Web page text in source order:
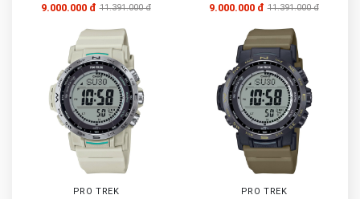
9.000.000 đ 11.391.000 đ 9.000.000 đ 11.391.000 đ
PRO TREK PRO TREK